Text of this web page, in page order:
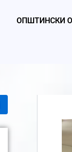
ОПШТИНСКИ